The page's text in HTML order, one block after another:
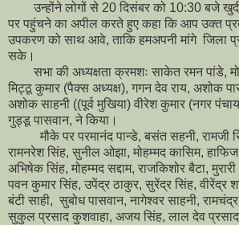
उन्होंने लोगों से 20 दिसंबर को 10:30 बजे
पर पहुंचने का अपील करते हुए कहा कि आप उक्त
उपकरण को साथ आवे, ताकि हमअपनी मांगे जिला
सके।
सभा की अध्यक्षता क्रमशः साकेत रमन पांडे,
मिट्ठू कुमार (पैक्स अध्यक्ष), गगन देव राय, अशोक
अशोक साहनी ((पूर्व मुखिया) वीरेश कुमार (नगर
गुड्डू पासवान, ने किया।
मौके पर परमानंद पान्डे, बसंत सहनी, रामजी
रामनरेश सिंह, सुनील ओझा, मोहम्मद कासिम,
अभिषेक सिंह, मोहम्मद सद्दाम, राजकिशोर बैटा,
पवन कुमार सिंह, उपेंद्र ठाकुर, सुरेंद्र सिंह, वीरेंद्र
बंटी साही, सुबोध पासवान, नागेश्वर साहनी,
सुकुल प्रसाद कुशवाहा, अजय सिंह, लाल देव